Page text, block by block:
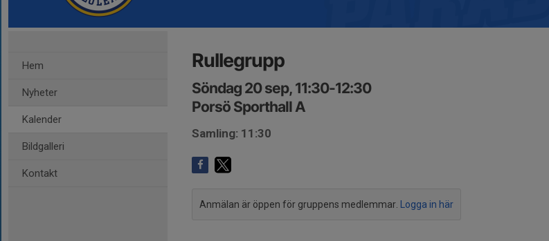
Hem
Nyheter
Kalender
Bildgalleri
Kontakt
Rullegrupp
Söndag 20 sep, 11:30-12:30
Porsö Sporthall A
Samling: 11:30
Anmälan är öppen för gruppens medlemmar. Logga in här